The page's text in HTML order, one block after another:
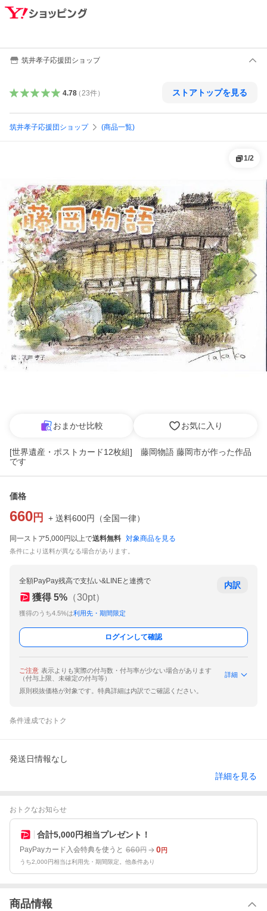
筑井孝子応援団ショップ
4.78（ 23件） ストアトップを見る
筑井孝子応援団ショップ (商品一覧)
1/2
おまかせ比較 お気に入り
[世界遺産・ポストカード12枚組] 藤岡物語 藤岡市が作った作品
です
価格
660 円 + 送料600円 （全国一律）
同一ストア5,000円以上で送料無料 対象商品を見る
条件により送料が異なる場合があります。
全額PayPay残高で支払い&LINEと連携で
獲得 5% （30pt）
獲得のうち4.5%は利用先・期間限定
内訳
ログインして確認
ご注意 表示よりも実際の付与数・付与率が少ない場合があります
（付与上限、未確定の付与等）
詳細
原則税抜価格が対象です。特典詳細は内訳でご確認ください。
条件達成でおトク
発送日情報なし
詳細を見る
おトクなお知らせ
合計5,000円相当プレゼント！
PayPayカード入会特典を使うと 660円 0円
うち2,000円相当は利用先・期間限定。他条件あり
商品情報